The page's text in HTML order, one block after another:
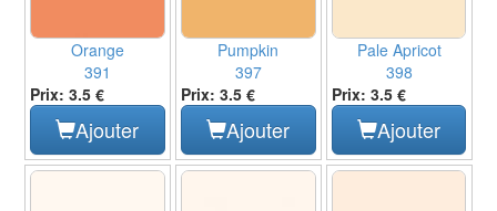
Orange
391
Prix: 3.5 €
Ajouter
Pumpkin
397
Prix: 3.5 €
Ajouter
Pale Apricot
398
Prix: 3.5 €
Ajouter